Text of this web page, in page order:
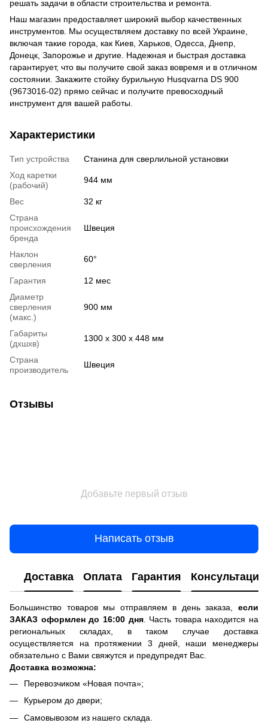
решать задачи в области строительства и ремонта.
Наш магазин предоставляет широкий выбор качественных
инструментов. Мы осуществляем доставку по всей Украине,
включая такие города, как Киев, Харьков, Одесса, Днепр,
Донецк, Запорожье и другие. Надежная и быстрая доставка
гарантирует, что вы получите свой заказ вовремя и в отличном
состоянии. Закажите стойку бурильную Husqvarna DS 900
(9673016-02) прямо сейчас и получите превосходный
инструмент для вашей работы.
Характеристики
Тип устройства
Станина для сверлильной установки
Ход каретки
(рабочий)
944 мм
Вес
32 кг
Страна
происхождения
бренда
Швеция
Наклон
сверления
60°
Гарантия
12 мес
Диаметр
сверления
(макс.)
900 мм
Габариты
(дхшхв)
1300 х 300 х 448 мм
Страна
производитель
Швеция
Отзывы
Добавьте первый отзыв
Написать отзыв
Доставка Оплата Гарантия Консультация
Большинство товаров мы отправляем в день заказа, если
ЗАКАЗ оформлен до 16:00 дня. Часть товара находится на
региональных складах, в таком случае доставка
осуществляется на протяжении 3 дней, наши менеджеры
обязательно с Вами свяжутся и предупредят Вас.
Доставка возможна:
Перевозчиком «Новая почта»;
Курьером до двери;
Самовывозом из нашего склада.